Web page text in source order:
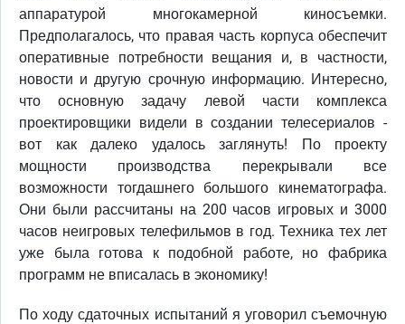
аппаратурой многокамерной киносъемки.
Предполагалось, что правая часть корпуса обеспечит
оперативные потребности вещания и, в частности,
новости и другую срочную информацию. Интересно,
что основную задачу левой части комплекса
проектировщики видели в создании телесериалов -
вот как далеко удалось заглянуть! По проекту
мощности производства перекрывали все
возможности тогдашнего большого кинематографа.
Они были рассчитаны на 200 часов игровых и 3000
часов неигровых телефильмов в год. Техника тех лет
уже была готова к подобной работе, но фабрика
программ не вписалась в экономику!
По ходу сдаточных испытаний я уговорил съемочную